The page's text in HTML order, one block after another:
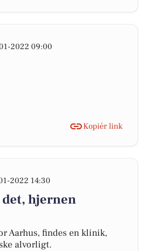
2022 09:00
Kopiér link
2022 14:30
hjernen
Aarhus, findes en klinik,
alvorligt.